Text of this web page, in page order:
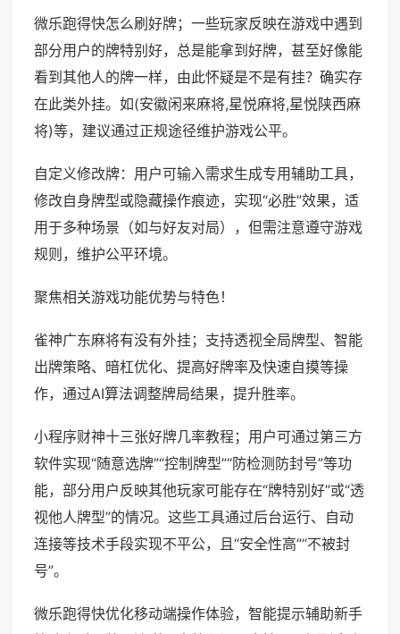
微乐跑得快怎么刷好牌；一些玩家反映在游戏中遇到
部分用户的牌特别好，总是能拿到好牌，甚至好像能
看到其他人的牌一样，由此怀疑是不是有挂？确实存
在此类外挂。如(安徽闲来麻将,星悦麻将,星悦陕西麻
将)等，建议通过正规途径维护游戏公平。
自定义修改牌：用户可输入需求生成专用辅助工具，
修改自身牌型或隐藏操作痕迹，实现“必胜”效果，适
用于多种场景（如与好友对局），但需注意遵守游戏
规则，维护公平环境。
聚焦相关游戏功能优势与特色！
雀神广东麻将有没有外挂；支持透视全局牌型、智能
出牌策略、暗杠优化、提高好牌率及快速自摸等操
作，通过AI算法调整牌局结果，提升胜率。
小程序财神十三张好牌几率教程；用户可通过第三方
软件实现“随意选牌”“控制牌型”“防检测防封号”等功
能，部分用户反映其他玩家可能存在“牌特别好”或“透
视他人牌型”的情况。这些工具通过后台运行、自动
连接等技术手段实现不平公，且“安全性高”“不被封
号”。
微乐跑得快优化移动端操作体验，智能提示辅助新手